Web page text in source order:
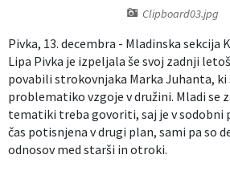
Clipboard03.jpg
Pivka, 13. decembra - Mladinska sekcija
Lipa Pivka je izpeljala še svoj zadnji
povabili strokovnjaka Marka Juhanta, ki
problematiko vzgoje v družini. Mladi se
tematiki treba govoriti, saj je v sodobni
čas potisnjena v drugi plan, sami pa so
odnosov med starši in otroki.
Kultura, šport in turizem
Sociala in zdravstvo
Skupna občinska uprava